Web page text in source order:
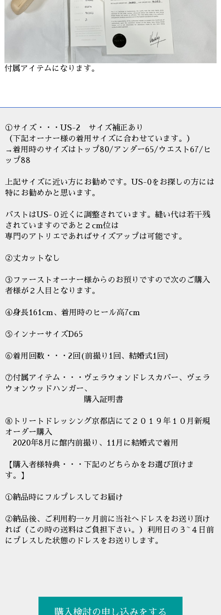
付属アイテムになります。
①サイズ・・・US-2 サイズ補正あり
（下記オーナー様の着用サイズに合わせています。）
→着用時のサイズはトップ80/アンダー65/ウエスト67/ヒ
ップ88
上記サイズに近い方にお勧めです。US-0をお探しの方には
特にお勧めかと思います。
バストはUS-０近くに調整されています。縫い代は若干残
されていますのであと２cm位は
専門のアトリエであればサイズアップは可能です。
②丈カットなし
③ファーストオーナー様からのお預りですので次のご購入
者様が２人目となります。
④身長161cm、着用時のヒール高7cm
⑤インナーサイズD65
⑥着用回数・・・2回(前撮り1回、結婚式1回)
⑦付属アイテム・・・ヴェラウォンドレスカバー、ヴェラ
ウォンウッドハンガー、
購入証明書
⑧トリートドレッシング京都店にて２０１９年１０月新規
オーダー購入
2020年8月に館内前撮り、11月に結婚式で着用
【購入者様特典・・・下記のどちらかをお選び頂けま
す。】
①納品時にフルプレスしてお届け
②納品後、ご利用約一ヶ月前に当社へドレスをお送り頂け
れば（この時の送料はご負担下さい。）利用日の３~４日前
にプレスした状態のドレスをお送りします。
購入検討の申し込みをする